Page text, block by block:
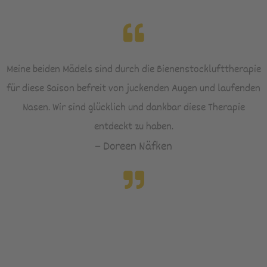
Meine beiden Mädels sind durch die Bienenstocklufttherapie
für diese Saison befreit von juckenden Augen und laufenden
Nasen. Wir sind glücklich und dankbar diese Therapie
entdeckt zu haben.
– Doreen Näfken